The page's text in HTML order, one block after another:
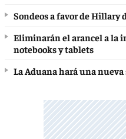
Sondeos a favor de Hillary
Eliminarán el arancel a la
notebooks y tablets
La Aduana hará una